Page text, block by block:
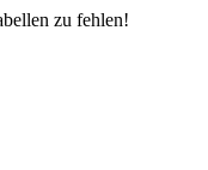
zu fehlen!